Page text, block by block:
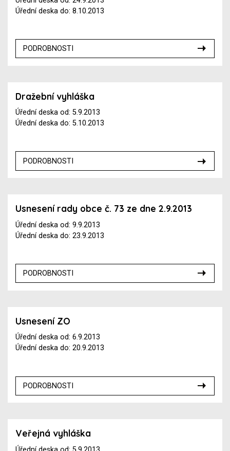
Úřední deska do: 8.10.2013
PODROBNOSTI
Dražební vyhláška
Úřední deska od: 5.9.2013
Úřední deska do: 5.10.2013
PODROBNOSTI
Usnesení rady obce č. 73 ze dne 2.9.2013
Úřední deska od: 9.9.2013
Úřední deska do: 23.9.2013
PODROBNOSTI
Usnesení ZO
Úřední deska od: 6.9.2013
Úřední deska do: 20.9.2013
PODROBNOSTI
Veřejná vyhláška